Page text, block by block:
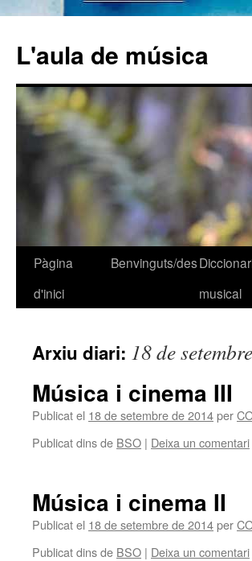
L'aula de música
Vés
Pàgina
d'inici
Benvinguts/des
musical
Arxiu diari: 18 de
Música i cinema III
Publicat el 18 de setembre de 2014per
Publicat dins de BSO | Deixa un comentari
Música i cinema II
Publicat el 18 de setembre de 2014per
Publicat dins de BSO | Deixa un comentari